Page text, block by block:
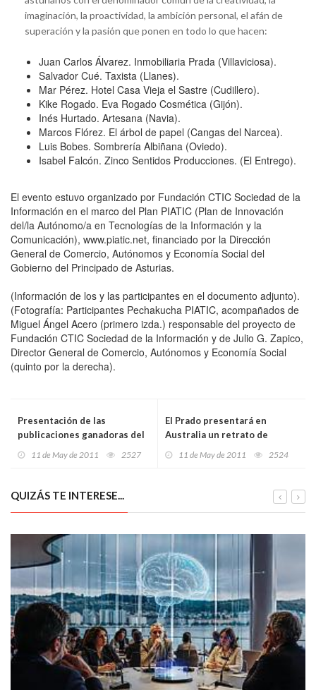
imaginación, la proactividad, la ambición personal, el afán de
superación y la pasión que ponen en todo lo que hacen:
Juan Carlos Álvarez. Inmobiliaria Prada (Villaviciosa).
Salvador Cué. Taxista (Llanes).
Mar Pérez. Hotel Casa Vieja el Sastre (Cudillero).
Kike Rogado. Eva Rogado Cosmética (Gijón).
Inés Hurtado. Artesana (Navia).
Marcos Flórez. El árbol de papel (Cangas del Narcea).
Luis Bobes. Sombrería Albiñana (Oviedo).
Isabel Falcón. Zinco Sentidos Producciones. (El Entrego).
El evento estuvo organizado por Fundación CTIC Sociedad de la
Información en el marco del Plan PIATIC (Plan de Innovación
del/la Autónomo/a en Tecnologías de la Información y la
Comunicación), www.piatic.net, financiado por la Dirección
General de Comercio, Autónomos y Economía Social del
Gobierno del Principado de Asturias.
(Información de los y las participantes en el documento adjunto).
(Fotografía: Participantes Pechakucha PIATIC, acompañados de
Miguel Ángel Acero (primero izda.) responsable del proyecto de
Fundación CTIC Sociedad de la Información y de Julio G. Zapico,
Director General de Comercio, Autónomos y Economía Social
(quinto por la derecha).
Presentación de las
publicaciones ganadoras del
Poesía, Narrativa y Textos
11 de May de 2011 2527
El Prado presentará en
Australia un retrato de
maestros de sus colecciones
11 de May de 2011 2524
QUIZÁS TE INTERESE...